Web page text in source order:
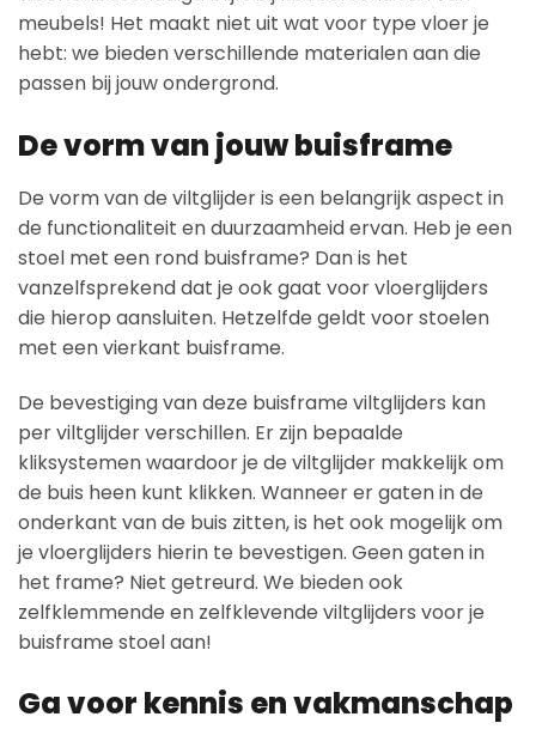
meubels! Het maakt niet uit wat voor type vloer je
hebt: we bieden verschillende materialen aan die
passen bij jouw ondergrond.
De vorm van jouw buisframe
De vorm van de viltglijder is een belangrijk aspect in
de functionaliteit en duurzaamheid ervan. Heb je een
stoel met een rond buisframe? Dan is het
vanzelfsprekend dat je ook gaat voor vloerglijders
die hierop aansluiten. Hetzelfde geldt voor stoelen
met een vierkant buisframe.
De bevestiging van deze buisframe viltglijders kan
per viltglijder verschillen. Er zijn bepaalde
kliksystemen waardoor je de viltglijder makkelijk om
de buis heen kunt klikken. Wanneer er gaten in de
onderkant van de buis zitten, is het ook mogelijk om
je vloerglijders hierin te bevestigen. Geen gaten in
het frame? Niet getreurd. We bieden ook
zelfklemmende en zelfklevende viltglijders voor je
buisframe stoel aan!
Ga voor kennis en vakmanschap